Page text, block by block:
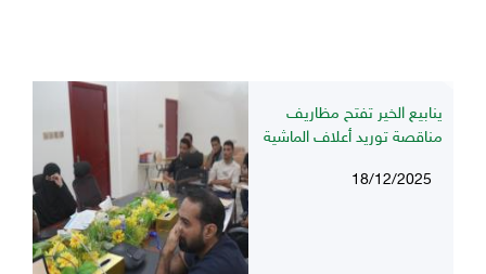
ينابيع الخير تفتح مظاريف
مناقصة توريد أعلاف الماشية
18/12/2025